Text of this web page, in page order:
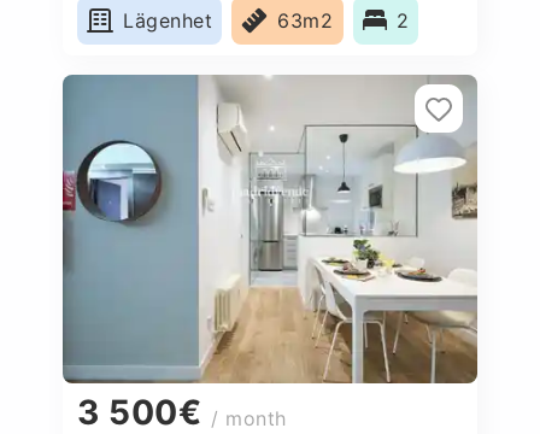
Lägenhet
63m2 2
3 500€ / month